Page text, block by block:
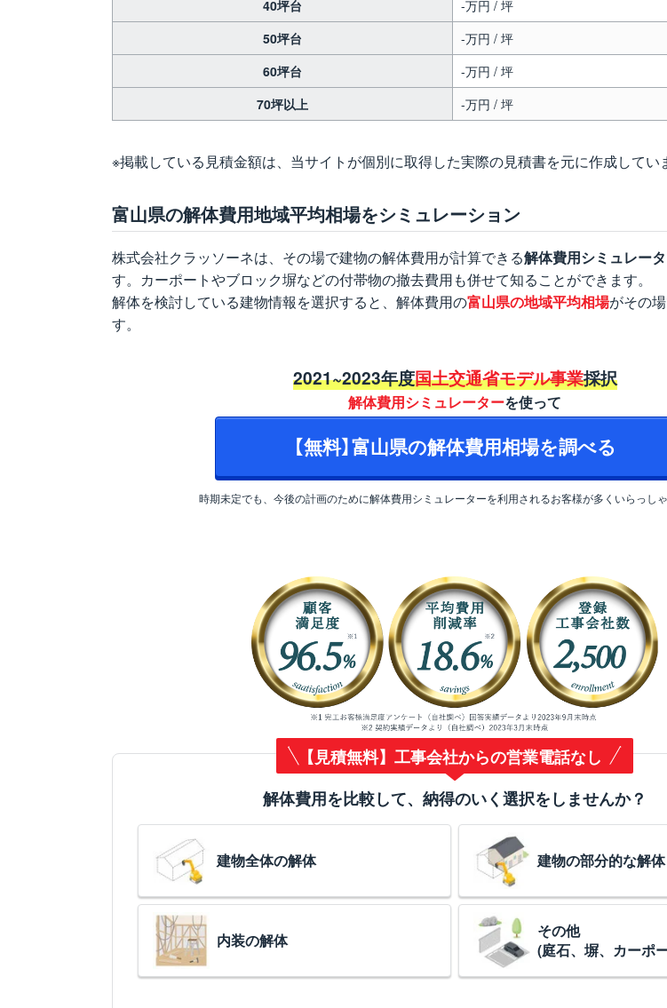
40坪台
-万円 / 坪
50坪台
-万円 / 坪
60坪台
-万円 / 坪
70坪以上
-万円 / 坪
※掲載している見積金額は、当サイトが個別に取得した実際の見積書を元に作成してい
富山県の解体費用地域平均相場をシミュレーション
株式会社クラッソーネは、その場で建物の解体費用が計算できる解体費用シミュレー
す。カーポートやブロック塀などの付帯物の撤去費用も併せて知ることができます。
解体を検討している建物情報を選択すると、解体費用の富山県の地域平均相場がその
す。
2021~2023年度国土交通省モデル事業採択
解体費用シミュレーターを使って
【無料】富山県の解体費用相場を調べる
時期未定でも、今後の計画のために解体費用シミュレーターを利用されるお客様が多くいらっしゃ
【見積無料】工事会社からの営業電話なし
解体費用を比較して、納得のいく選択をしませんか？
建物全体の解体 建物の部分的な解体
内装の解体
その他
(庭石、塀、カーポ